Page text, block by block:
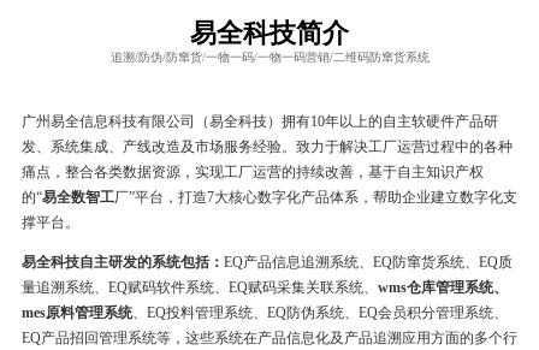
易全科技简介
追溯/防伪/防窜货/一物一码/一物一码营销/二维码防窜货系统
广州易全信息科技有限公司（易全科技）拥有10年以上的自主软硬件产品研
发、系统集成、产线改造及市场服务经验。致力于解决工厂运营过程中的各种
痛点，整合各类数据资源，实现工厂运营的持续改善，基于自主知识产权
的“易全数智工厂”平台，打造7大核心数字化产品体系，帮助企业建立数字化支
撑平台。
易全科技自主研发的系统包括： EQ产品信息追溯系统、EQ防窜货系统、EQ质
量追溯系统、EQ赋码软件系统、EQ赋码采集关联系统、 wms仓库管理系统、
mes原料管理系统、EQ投料管理系统、EQ防伪系统、EQ会员积分管理系统、
EQ产品招回管理系统等，这些系统在产品信息化及产品追溯应用方面的多个行